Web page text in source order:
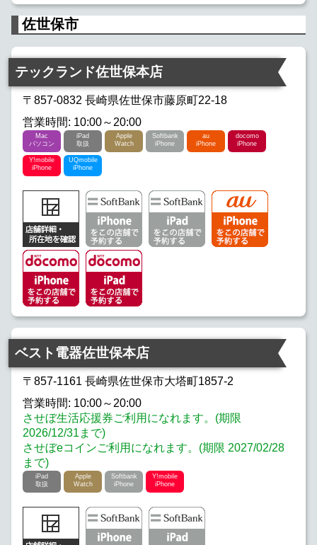
佐世保市
テックランド佐世保本店
〒857-0832 長崎県佐世保市藤原町22-18
営業時間: 10:00～20:00
Mac
パソコン
iPad
取扱
Apple
Watch
Softbank
iPhone
au
iPhone
docomo
iPhone
Y!mobile
iPhone
UQmobile
iPhone
ベスト電器佐世保本店
〒857-1161 長崎県佐世保市大塔町1857-2
営業時間: 10:00～20:00
させぼ生活応援券ご利用になれます。(期限
2026/12/31まで)
させぼeコインご利用になれます。(期限 2027/02/28
まで)
iPad
取扱
Apple
Watch
Softbank
iPhone
Y!mobile
iPhone